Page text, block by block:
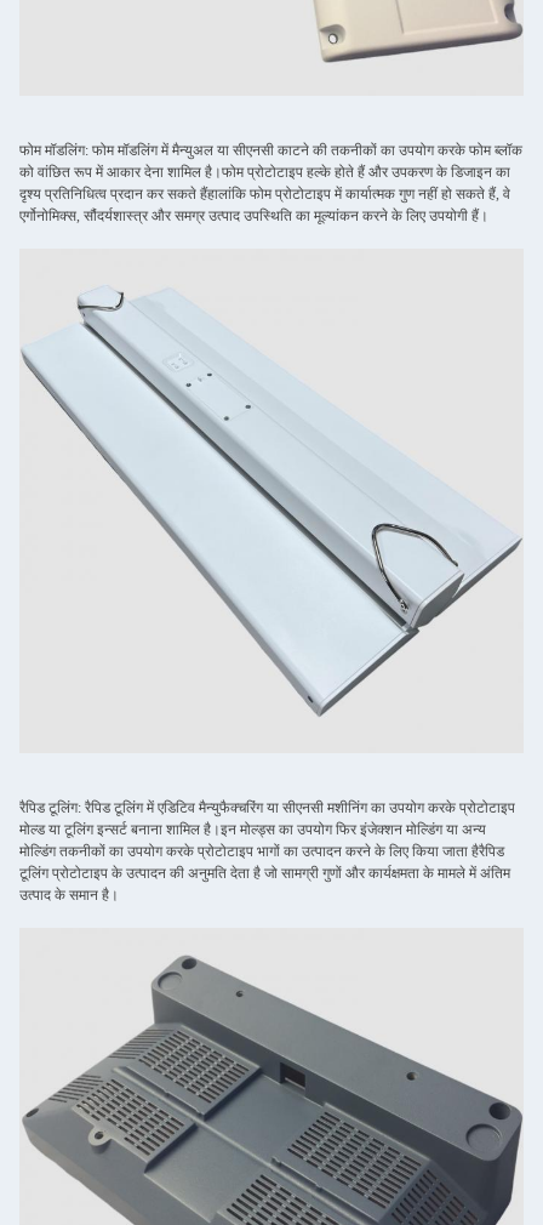
फोम मॉडलिंग: फोम मॉडलिंग में मैन्युअल या सीएनसी काटने की तकनीकों का उपयोग करके फोम ब्लॉक
को वांछित रूप में आकार देना शामिल है।फोम प्रोटोटाइप हल्के होते हैं और उपकरण के डिजाइन का
दृश्य प्रतिनिधित्व प्रदान कर सकते हैंहालांकि फोम प्रोटोटाइप में कार्यात्मक गुण नहीं हो सकते हैं, वे
एर्गोनोमिक्स, सौंदर्यशास्त्र और समग्र उत्पाद उपस्थिति का मूल्यांकन करने के लिए उपयोगी हैं।
रैपिड टूलिंग: रैपिड टूलिंग में एडिटिव मैन्युफैक्चरिंग या सीएनसी मशीनिंग का उपयोग करके प्रोटोटाइप
मोल्ड या टूलिंग इन्सर्ट बनाना शामिल है।इन मोल्ड्स का उपयोग फिर इंजेक्शन मोल्डिंग या अन्य
मोल्डिंग तकनीकों का उपयोग करके प्रोटोटाइप भागों का उत्पादन करने के लिए किया जाता हैरैपिड
टूलिंग प्रोटोटाइप के उत्पादन की अनुमति देता है जो सामग्री गुणों और कार्यक्षमता के मामले में अंतिम
उत्पाद के समान है।